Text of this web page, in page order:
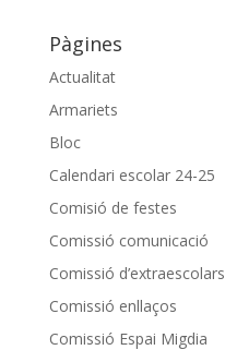
Pàgines
Actualitat
Armariets
Bloc
Calendari escolar 24-25
Comisió de festes
Comissió comunicació
Comissió d’extraescolars
Comissió enllaços
Comissió Espai Migdia